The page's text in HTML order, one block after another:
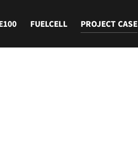
FUELCELL PROJECT CASE